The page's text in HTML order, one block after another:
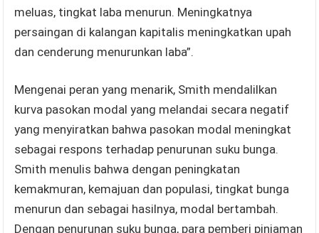
meluas, tingkat laba menurun. Meningkatnya
persaingan di kalangan kapitalis meningkatkan upah
dan cenderung menurunkan laba”.
Mengenai peran yang menarik, Smith mendalilkan
kurva pasokan modal yang melandai secara negatif
yang menyiratkan bahwa pasokan modal meningkat
sebagai respons terhadap penurunan suku bunga.
Smith menulis bahwa dengan peningkatan
kemakmuran, kemajuan dan populasi, tingkat bunga
menurun dan sebagai hasilnya, modal bertambah.
Dengan penurunan suku bunga, para pemberi pinjaman